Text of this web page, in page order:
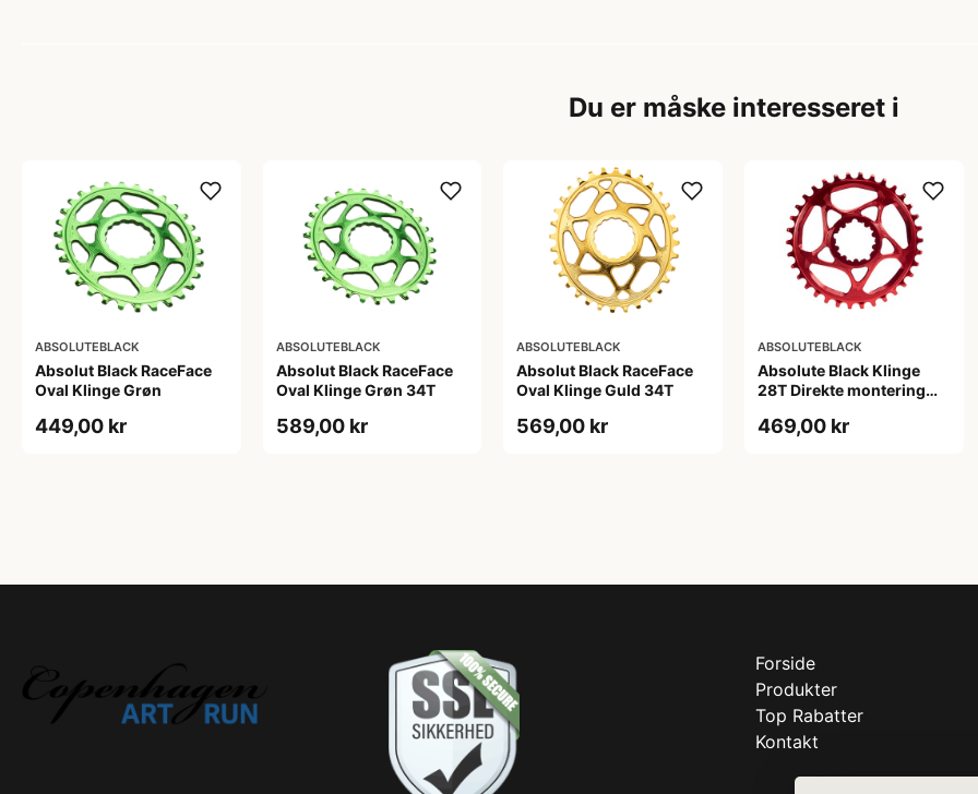
Du er måske interesseret i
ABSOLUTEBLACK
Absolut Black RaceFace
Oval Klinge Grøn
449,00 kr
ABSOLUTEBLACK
Absolut Black RaceFace
Oval Klinge Grøn 34T
589,00 kr
ABSOLUTEBLACK
Absolut Black RaceFace
Oval Klinge Guld 34T
569,00 kr
ABSOLUTEBLACK
Absolute Black Klinge
28T Direkte montering
469,00 kr
Forside
Produkter
Top Rabatter
Kontakt